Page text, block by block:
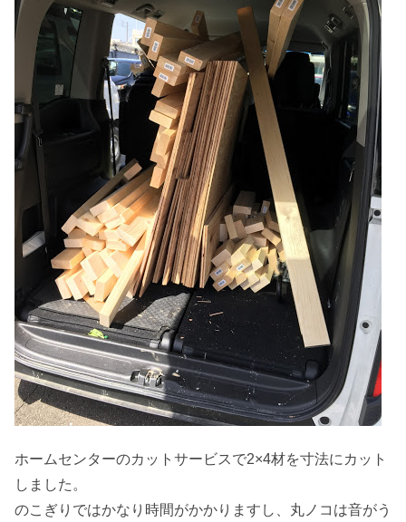
ホームセンターのカットサービスで2×4材を寸法にカット
しました。
のこぎりではかなり時間がかかりますし、丸ノコは音がう